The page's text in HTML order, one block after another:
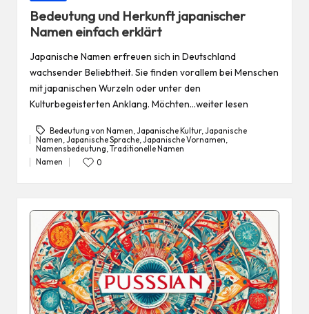
Bedeutung und Herkunft japanischer
Namen einfach erklärt
Japanische Namen erfreuen sich in Deutschland
wachsender Beliebtheit. Sie finden vorallem bei Menschen
mit japanischen Wurzeln oder unter den
Kulturbegeisterten Anklang. Möchten…weiter lesen
Tags:
Bedeutung von Namen,Japanische Kultur,Japanische
Namen,Japanische Sprache,Japanische Vornamen,
Namensbedeutung,Traditionelle Namen
Posted
Namen 0